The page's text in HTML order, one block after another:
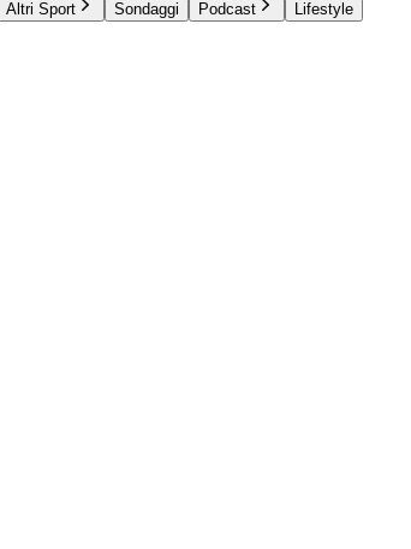
Altri Sport Sondaggi Podcast
Lifestyle